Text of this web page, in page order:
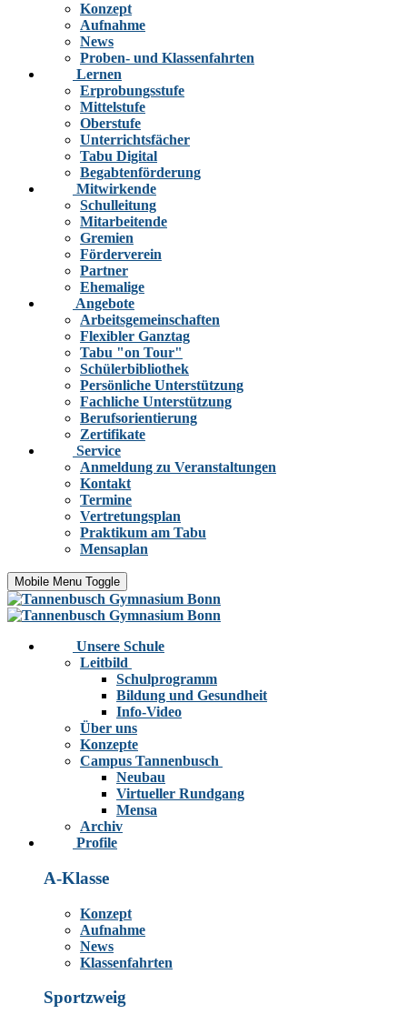
Konzept
Aufnahme
News
Proben- und Klassenfahrten
Lernen
Erprobungsstufe
Mittelstufe
Oberstufe
Unterrichtsfächer
Tabu Digital
Begabtenförderung
Mitwirkende
Schulleitung
Mitarbeitende
Gremien
Förderverein
Partner
Ehemalige
Angebote
Arbeitsgemeinschaften
Flexibler Ganztag
Tabu "on Tour"
Schülerbibliothek
Persönliche Unterstützung
Fachliche Unterstützung
Berufsorientierung
Zertifikate
Service
Anmeldung zu Veranstaltungen
Kontakt
Termine
Vertretungsplan
Praktikum am Tabu
Mensaplan
Mobile Menu Toggle
Unsere Schule
Leitbild
Schulprogramm
Bildung und Gesundheit
Info-Video
Über uns
Konzepte
Campus Tannenbusch
Neubau
Virtueller Rundgang
Mensa
Archiv
Profile
A-Klasse
Konzept
Aufnahme
News
Klassenfahrten
Sportzweig